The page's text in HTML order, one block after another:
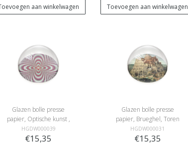
aan winkelwagen Toevoegen aan winkelwagen
Glazen bolle presse
papier, Optische kunst ,
kleur
HGDW000039
€15,35
Glazen bolle presse
papier, Brueghel, Toren
van Babel
HGDW000031
€15,35